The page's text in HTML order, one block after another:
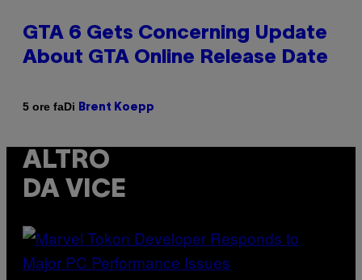
GTA 6 Gets Concerning Update
About GTA Online Release Date
5 ore faDi Brent Koepp
ALTRO
DA VICE